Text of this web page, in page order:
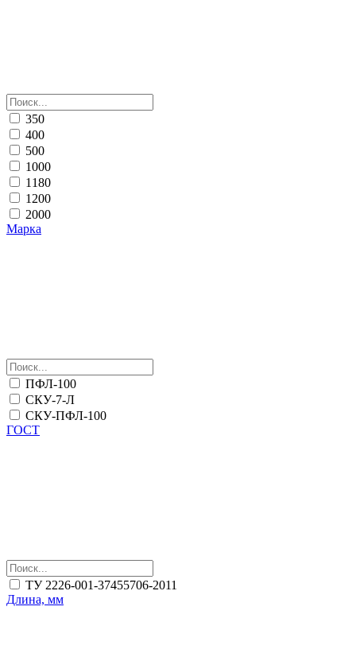
350
400
500
1000
1180
1200
2000
Марка
ПФЛ-100
СКУ-7-Л
СКУ-ПФЛ-100
ГОСТ
ТУ 2226-001-37455706-2011
Длина, мм